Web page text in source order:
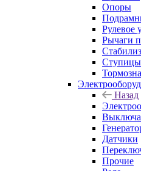
Опоры
Рулевое
Рычаги
Назад
Датчики
Прочие